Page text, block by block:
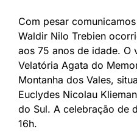
Com pesar
Waldir Nilo Trebien
aos 75 anos de idade. O
Velatória Agata do
Montanha dos Vales,
Euclydes Nicolau
do Sul. A celebração de
16h.